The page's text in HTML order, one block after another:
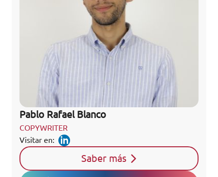
Pablo Rafael Blanco
COPYWRITER
Visitar en:
Saber más